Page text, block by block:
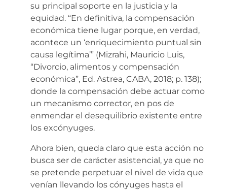
su principal soporte en la justicia y la
equidad. “En definitiva, la compensación
económica tiene lugar porque, en verdad,
acontece un ‘enriquecimiento puntual sin
causa legítima’” (Mizrahi, Mauricio Luis,
“Divorcio, alimentos y compensación
económica”, Ed. Astrea, CABA, 2018; p. 138);
donde la compensación debe actuar como
un mecanismo corrector, en pos de
enmendar el desequilibrio existente entre
los excónyuges.
Ahora bien, queda claro que esta acción no
busca ser de carácter asistencial, ya que no
se pretende perpetuar el nivel de vida que
venían llevando los cónyuges hasta el